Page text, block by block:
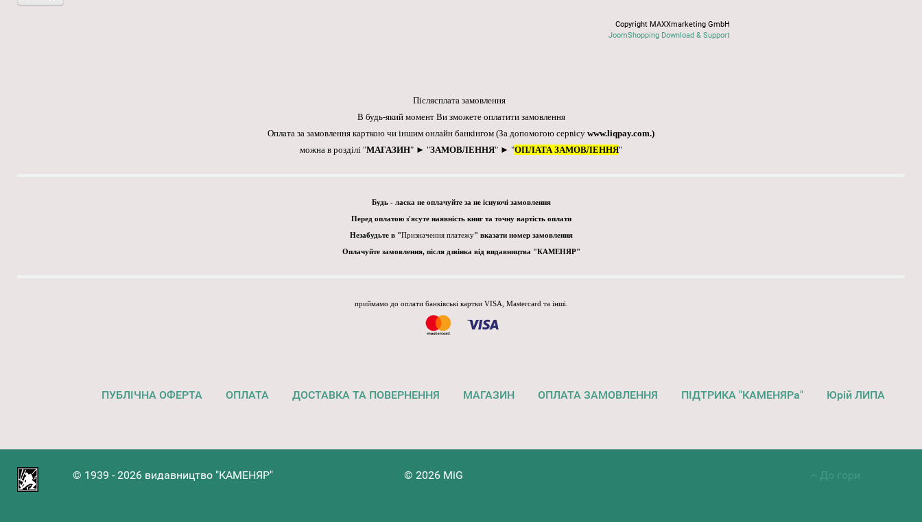
Copyright MAXXmarketing GmbH
JoomShopping Download & Support
Післясплата замовлення
В будь-який момент Ви зможете оплатити замовлення
Оплата за замовлення карткою чи іншим онлайн банкінгом (За допомогою сервісу www.liqpay.com.)
можна в розділі "МАГАЗИН" ► "ЗАМОВЛЕННЯ" ► "ОПЛАТА ЗАМОВЛЕННЯ"
Будь - ласка не оплачуйте за не існуючі замовлення
Перед оплатою з'ясуте наявність книг та точну вартість оплати
Незабудьте в "Призначення платежу" вказати номер замовлення
Оплачуйте замовлення, після дзвінка від видавництва "КАМЕНЯР"
приймамо до оплати банківські картки VISA, Mastercard та інші.
ПУБЛІЧНА ОФЕРТА ОПЛАТА ДОСТАВКА ТА ПОВЕРНЕННЯ МАГАЗИН ОПЛАТА ЗАМОВЛЕННЯ ПІДТРИКА "КАМЕНЯРа" Юрій ЛИПА
© 1939 - 2026 видавництво "КАМЕНЯР" © 2026 MiG До гори